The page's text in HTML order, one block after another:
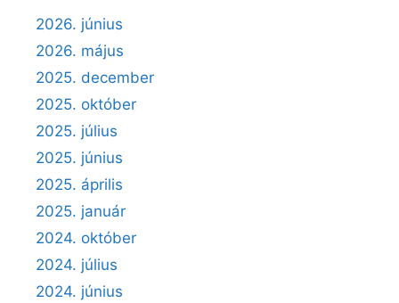
2026. június
2026. május
2025. december
2025. október
2025. július
2025. június
2025. április
2025. január
2024. október
2024. július
2024. június